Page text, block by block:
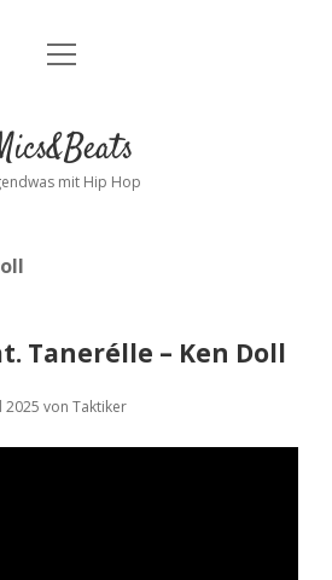
Kontakt
facebookinstagram
bandcamp
spotify
Menü
mit Hip Hop
Tanerélle – Ken Doll
2025 von Taktiker